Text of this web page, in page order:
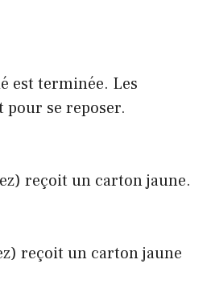
est terminée. Les
se reposer.
reçoit un carton jaune.
reçoit un carton jaune